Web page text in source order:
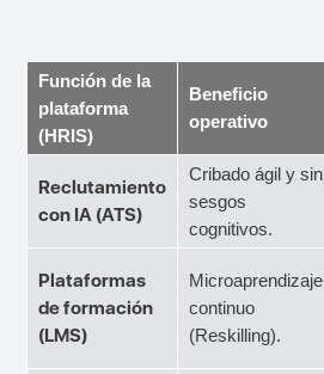
Función de la
plataforma
(HRIS)
Beneficio
operativo
Reclutamiento
con IA (ATS)
Cribado ágil y sin
sesgos
cognitivos.
Plataformas
de formación
(LMS)
Microaprendizaje
continuo
(Reskilling).